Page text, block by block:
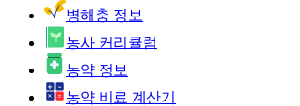
병해충 정보
농사 커리큘럼
농약 정보
농약 비료 계산기